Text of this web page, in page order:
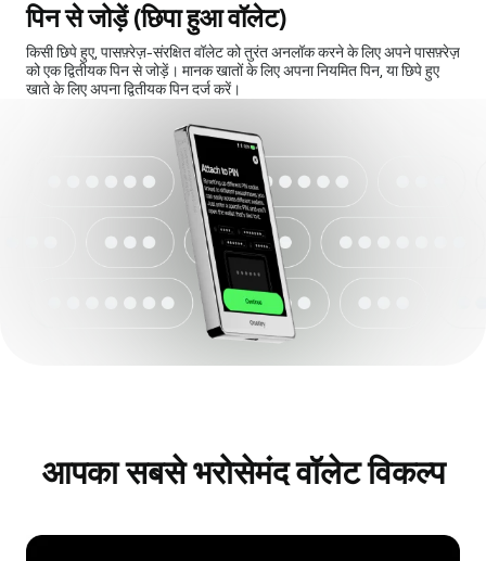
पिन से जोड़ें (छिपा हुआ वॉलेट)
किसी छिपे हुए, पासफ़्रेज़-संरक्षित वॉलेट को तुरंत अनलॉक करने के लिए अपने पासफ़्रेज़
को एक द्वितीयक पिन से जोड़ें। मानक खातों के लिए अपना नियमित पिन, या छिपे हुए
खाते के लिए अपना द्वितीयक पिन दर्ज करें।
दुनिया
विश्वसनीय
आपका सबसे भरोसेमंद वॉलेट विकल्प